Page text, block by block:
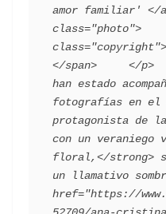
amor familiar'
</span>     </p>
han estado
fotografías en el
protagonista de
con un veraniego
floral,</strong>
un llamativo
href="https://